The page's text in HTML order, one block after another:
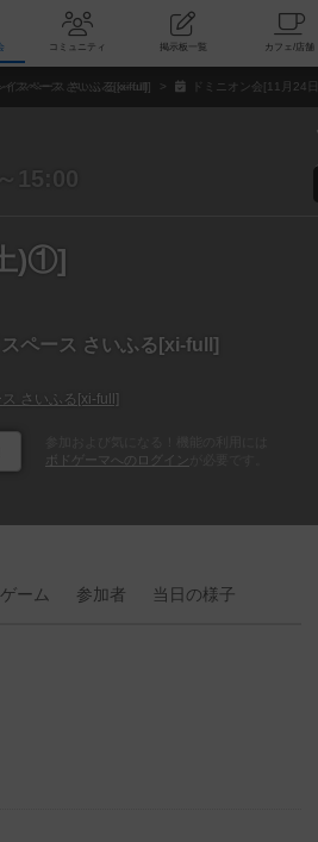
ボードゲーム会 コミュニティ 掲示板一覧
イスペース さいふる[xi-full] ドミニオン会[11月24
15:00
)①]
ペース さいふる[xi-full]
さいふる[xi-full]
ボドゲーマへのログイン
ゲーム 参加者 当日の様子